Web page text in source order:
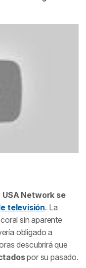
Network se
televisión. La
sin aparente
obligado a
descubrirá que
por su pasado.